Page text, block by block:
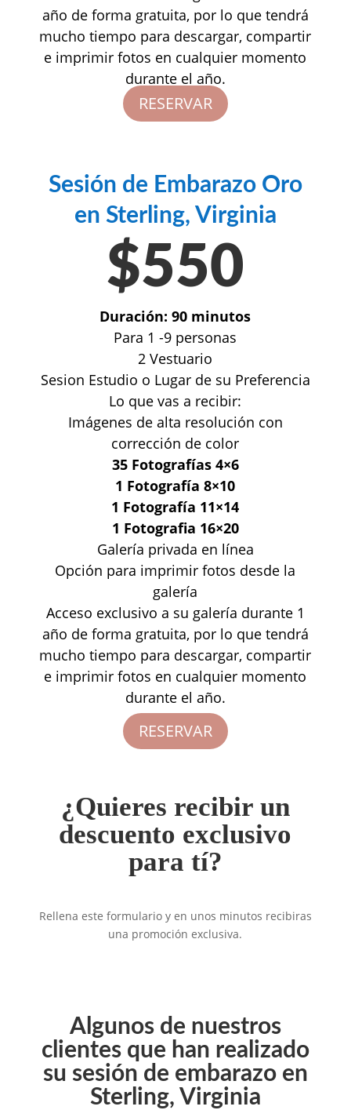
año de forma gratuita, por lo que tendrá
mucho tiempo para descargar, compartir
e imprimir fotos en cualquier momento
durante el año.
RESERVAR
Sesión de Embarazo Oro
en Sterling, Virginia
$550
Duración: 90 minutos
Para 1 -9 personas
2 Vestuario
Sesion Estudio o Lugar de su Preferencia
Lo que vas a recibir:
Imágenes de alta resolución con
corrección de color
35 Fotografías 4×6
1 Fotografía 8×10
1 Fotografía 11×14
1 Fotografia 16×20
Galería privada en línea
Opción para imprimir fotos desde la
galería
Acceso exclusivo a su galería durante 1
año de forma gratuita, por lo que tendrá
mucho tiempo para descargar, compartir
e imprimir fotos en cualquier momento
durante el año.
RESERVAR
¿Quieres recibir un
descuento exclusivo
para tí?
Rellena este formulario y en unos minutos recibiras
una promoción exclusiva.
Algunos de nuestros
clientes que han realizado
su sesión de embarazo en
Sterling, Virginia